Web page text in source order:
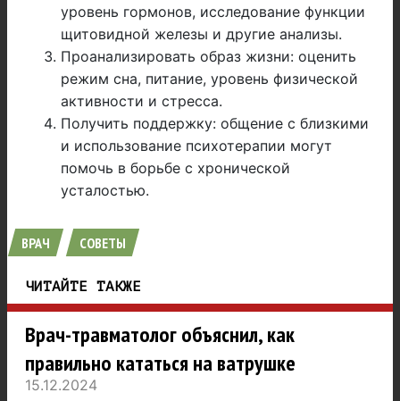
уровень гормонов, исследование функции
щитовидной железы и другие анализы.
Проанализировать образ жизни: оценить
режим сна, питание, уровень физической
активности и стресса.
Получить поддержку: общение с близкими
и использование психотерапии могут
помочь в борьбе с хронической
усталостью.
ВРАЧ СОВЕТЫ
ЧИТАЙТЕ ТАКЖЕ
Врач-травматолог объяснил, как
правильно кататься на ватрушке
15.12.2024